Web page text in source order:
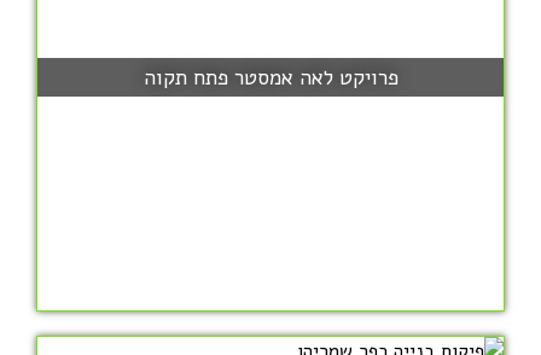
פרויקט לאה אמסטר פתח תקוה